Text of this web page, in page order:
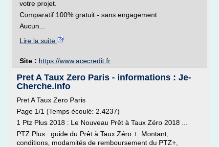
votre projet.
Comparatif 100% gratuit - sans engagement
Aucun...
Lire la suite
Site : https://www.acecredit.fr
Pret A Taux Zero Paris - informations : Je-
Cherche.info
Pret A Taux Zero Paris
Page 1/1 (Temps écoulé: 2.4237)
1 Ptz Plus 2018 : Le Nouveau Prêt à Taux Zéro 2018 ...
PTZ Plus : guide du Prêt à Taux Zéro +. Montant,
conditions, modamités de remboursement du PTZ+,